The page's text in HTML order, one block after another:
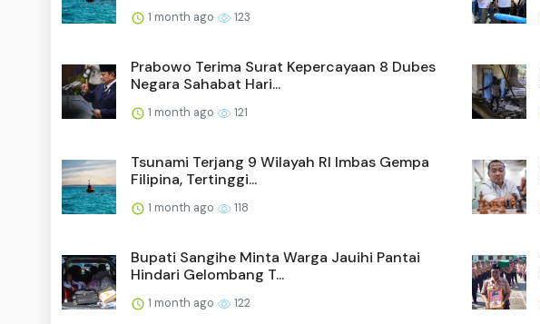
1 month ago 123
Prabowo Terima Surat Kepercayaan 8 Dubes
Negara Sahabat Hari...
1 month ago 121
Tsunami Terjang 9 Wilayah RI Imbas Gempa
Filipina, Tertinggi...
1 month ago 118
Bupati Sangihe Minta Warga Jauihi Pantai
Hindari Gelombang T...
1 month ago 122